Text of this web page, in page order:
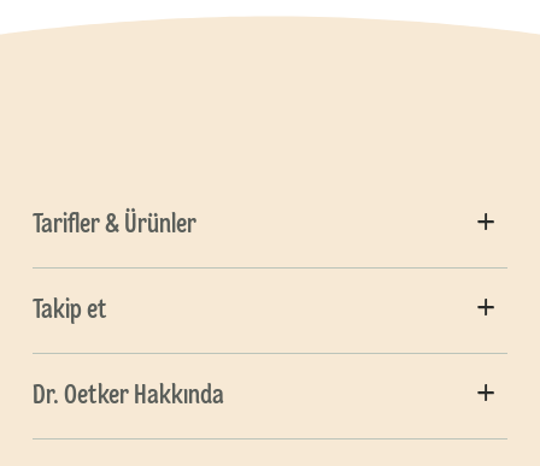
Tarifler & Ürünler
Takip et
Dr. Oetker Hakkında